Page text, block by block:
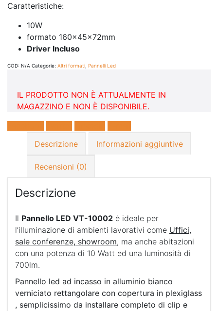
Caratteristiche:
10W
formato 160x45x72mm
Driver Incluso
COD: N/A Categorie: Altri formati Pannelli Led
IL PRODOTTO NON È ATTUALMENTE IN
MAGAZZINO E NON È DISPONIBILE.
Descrizione
Informazioni aggiuntive
Recensioni (0)
Descrizione
Il Pannello LED VT-10002 è ideale per
l’illuminazione di ambienti lavorativi come Uffici,
sale conferenze, showroom, ma anche abitazioni
con una potenza di 10 Watt ed una luminosità di
700lm.
Pannello led ad incasso in alluminio bianco
verniciato rettangolare con copertura in plexiglass
, semplicissimo da installare completo di clip e